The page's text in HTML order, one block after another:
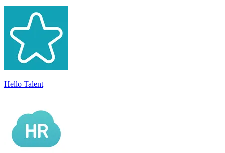
Hello Talent